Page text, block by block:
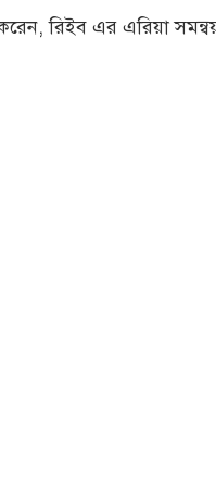
রিইব এর এরিয়া